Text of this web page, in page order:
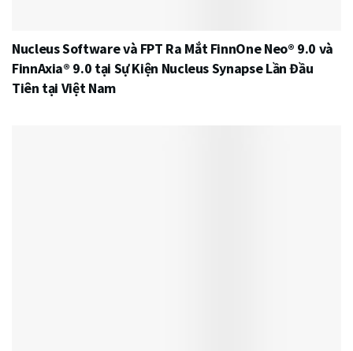
Nucleus Software và FPT Ra Mắt FinnOne Neo® 9.0 và
FinnAxia® 9.0 tại Sự Kiện Nucleus Synapse Lần Đầu
Tiên tại Việt Nam